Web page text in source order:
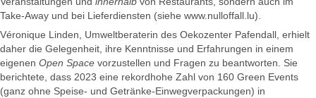
Take-Away und bei Lieferdiensten (siehe www.nulloffall.lu).
Véronique Linden, Umweltberaterin des Oekozenter Pafendall, erhielt
daher die Gelegenheit, ihre Kenntnisse und Erfahrungen in einem
eigenen Open Space vorzustellen und Fragen zu beantworten. Sie
berichtete, dass 2023 eine rekordhohe Zahl von 160 Green Events
(ganz ohne Speise- und Getränke-Einwegverpackungen) in